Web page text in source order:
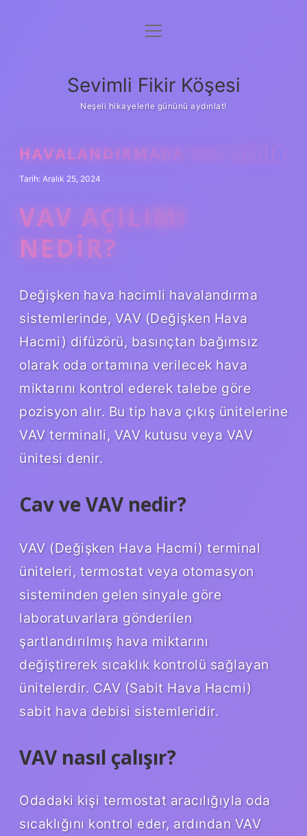
Anasayfa
Yasal Uyarı
menüyü
Sevimli Fikir Köşesi
Neşeli hikayelerle gününü aydınlat!
HAVALANDIRMADA VAV NEDIR
Tarih: Aralık 25, 2024
VAV AÇILIMI
NEDIR?
Değişken hava hacimli havalandırma
sistemlerinde, VAV (Değişken Hava
Hacmi) difüzörü, basınçtan bağımsız
olarak oda ortamına verilecek hava
miktarını kontrol ederek talebe göre
pozisyon alır. Bu tip hava çıkış ünitelerine
VAV terminali, VAV kutusu veya VAV
ünitesi denir.
Cav ve VAV nedir?
VAV (Değişken Hava Hacmi) terminal
üniteleri, termostat veya otomasyon
sisteminden gelen sinyale göre
laboratuvarlara gönderilen
şartlandırılmış hava miktarını
değiştirerek sıcaklık kontrolü sağlayan
ünitelerdir. CAV (Sabit Hava Hacmi)
sabit hava debisi sistemleridir.
VAV nasıl çalışır?
Odadaki kişi termostat aracılığıyla oda
sıcaklığını kontrol eder, ardından VAV